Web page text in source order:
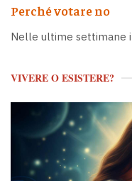
Perché votare no
Nelle ultime settimane
VIVERE O ESISTERE?